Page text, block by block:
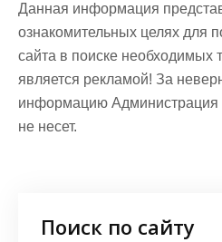
Данная информация
ознакомительных целях для
сайта в поиске необходимых
является рекламой! За
информацию Администрация
не несет.
Поиск по сайту